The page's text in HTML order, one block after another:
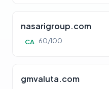
nasarigroup.com
CA 60/100
gmvaluta.com